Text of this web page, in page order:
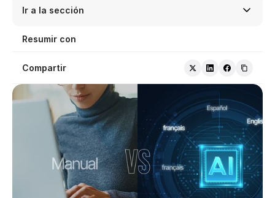
Ir a la sección
Resumir con
Compartir